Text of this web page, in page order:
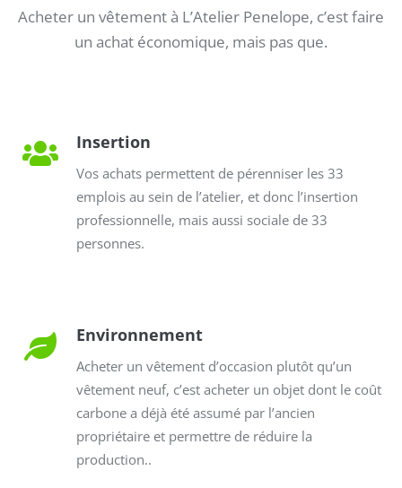
Acheter un vêtement à L’Atelier Penelope, c’est faire
un achat économique, mais pas que.
Insertion
Vos achats permettent de pérenniser les 33
emplois au sein de l’atelier, et donc l’insertion
professionnelle, mais aussi sociale de 33
personnes.
Environnement
Acheter un vêtement d’occasion plutôt qu’un
vêtement neuf, c’est acheter un objet dont le coût
carbone a déjà été assumé par l’ancien
propriétaire et permettre de réduire la
production..